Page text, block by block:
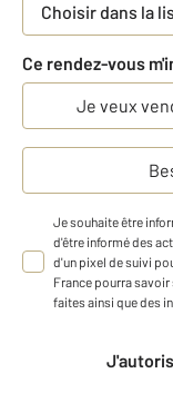
Choisir dans la
Ce rendez-vous
Je veux
Je souhaite être
d'être informé des
d'un pixel de suivi
France pourra
faites ainsi que des